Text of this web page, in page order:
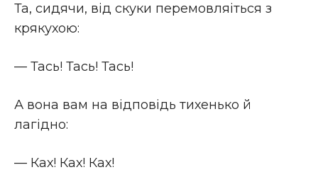
Та, сидячи, вiд скуки перемовляіться з
крякухою:
— Тась! Тась! Тась!
А вона вам на вiдповiдь тихенько й
лагiдно:
— Ках! Ках! Ках!